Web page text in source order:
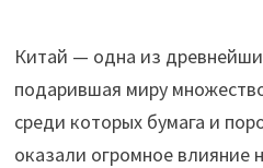
Китай — одна из
подарившая миру
среди которых бумага и
оказали огромное влияние